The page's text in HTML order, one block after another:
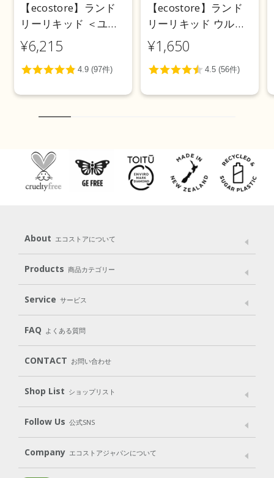
【ecostore】ランド
リーリキッド ＜ユー
カリ＞ 5L
¥6,215
【ecostore】ランド
リーリキッド ウルト
ラパワー925mL
¥1,650
About エコストアについて
メッセージ ブランドストーリー
パッケージへのこだわり
動物実験をしない
Products 商品カテゴリー
Laundry
Cleaning Baby Kids
Body（ボディ） Hair（ヘア） Oral care（オーラルケア）
Goods （グッズ）
Gift set
Service サービス
User Guide
Subscription（定期便）
FAQ よくある質問
CONTACT お問い合わせ
Shop List ショップリスト
Shop List
Follow Us 公式SNS
LINE＠ Instagram Facebook
Company エコストアジャパンについて